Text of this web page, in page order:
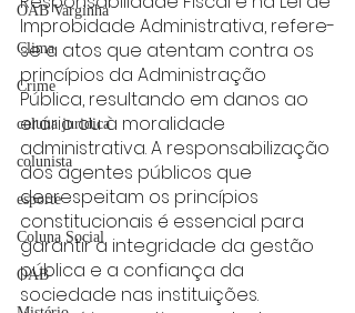
OAB Varginha
Clima
Crime
coluna juridica
colunista
esporte
Coluna Social
OAB
Improbidade Administrativa, refere-
se a atos que atentam contra os
princípios da Administração
Pública, resultando em danos ao
erário ou à moralidade
administrativa. A responsabilização
dos agentes públicos que
desrespeitam os princípios
constitucionais é essencial para
garantir a integridade da gestão
pública e a confiança da
sociedade nas instituições.